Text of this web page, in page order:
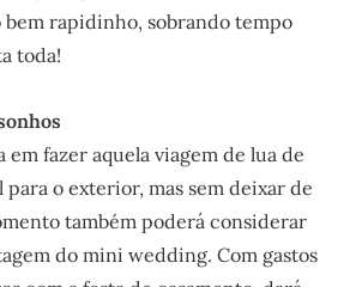
bem rapidinho, sobrando tempo
toda!
em fazer aquela viagem de lua de
o exterior, mas sem deixar de
também poderá considerar
do mini wedding. Com gastos